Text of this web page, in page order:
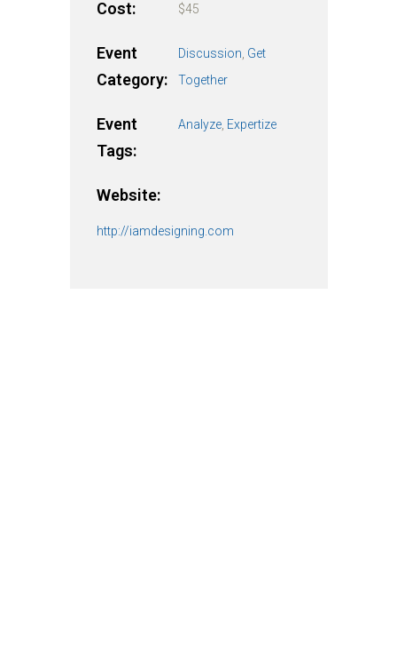
Cost: $45
Event
Category:
Discussion Get
Together
Event
Tags:
Analyze Expertize
Website:
http://iamdesigning.com